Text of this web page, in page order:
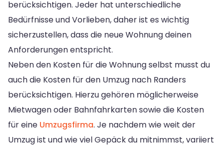
berücksichtigen. Jeder hat unterschiedliche
Bedürfnisse und Vorlieben, daher ist es wichtig
sicherzustellen, dass die neue Wohnung deinen
Anforderungen entspricht.
Neben den Kosten für die Wohnung selbst musst du
auch die Kosten für den Umzug nach Randers
berücksichtigen. Hierzu gehören möglicherweise
Mietwagen oder Bahnfahrkarten sowie die Kosten
für eine Umzugsfirma. Je nachdem wie weit der
Umzug ist und wie viel Gepäck du mitnimmst, variiert